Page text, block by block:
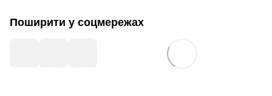
Поширити у соцмережах